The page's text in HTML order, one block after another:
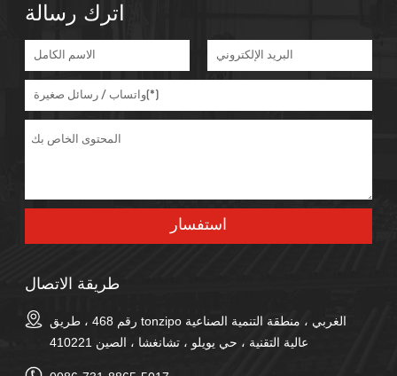
اترك رسالة
طريقة الاتصال
رقم 468 ، طريق tonzipo الغربي ، منطقة التنمية الصناعية
عالية التقنية ، حي يويلو ، تشانغشا ، الصين 410221